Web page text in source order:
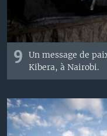
9
Un message de
Kibera, à Nairobi.